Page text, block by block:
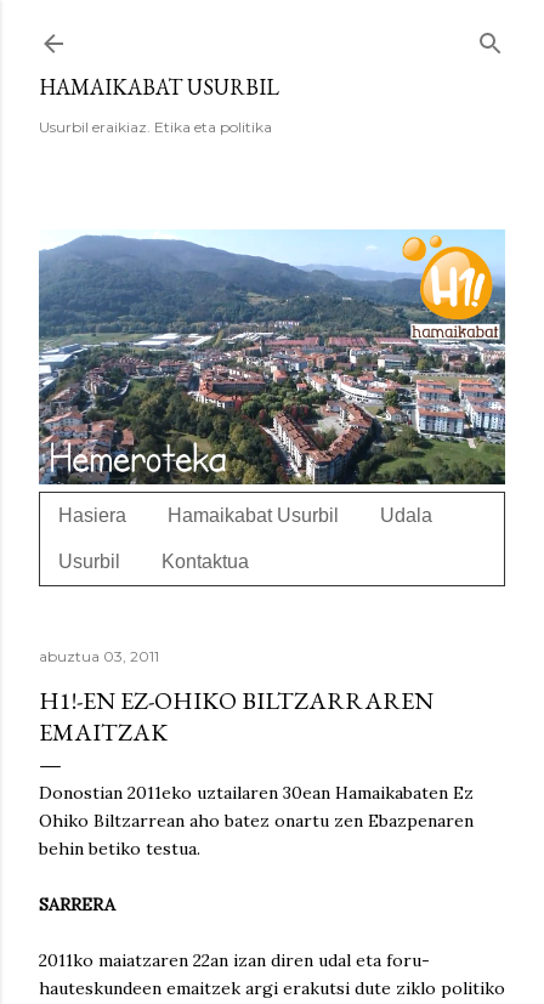
HAMAIKABAT USURBIL
Usurbil eraikiaz. Etika eta politika
Hasiera Hamaikabat Usurbil Udala
Usurbil Kontaktua
abuztua 03, 2011
H1!-EN EZ-OHIKO BILTZARRAREN
EMAITZAK
Donostian 2011eko uztailaren 30ean Hamaikabaten Ez
Ohiko Biltzarrean aho batez onartu zen Ebazpenaren
behin betiko testua.
SARRERA
2011ko maiatzaren 22an izan diren udal eta foru-
hauteskundeen emaitzek argi erakutsi dute ziklo politiko